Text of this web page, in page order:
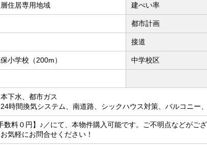
住居専用地域 建ぺい率
都市計画
接道
小学校（200m） 中学校区
下水、都市ガス
時間換気システム、南道路、シックハウス対策、バルコニー
数料０円】♪／にて、本物件購入可能です。ご不明点などがご
気軽にお問合せください！